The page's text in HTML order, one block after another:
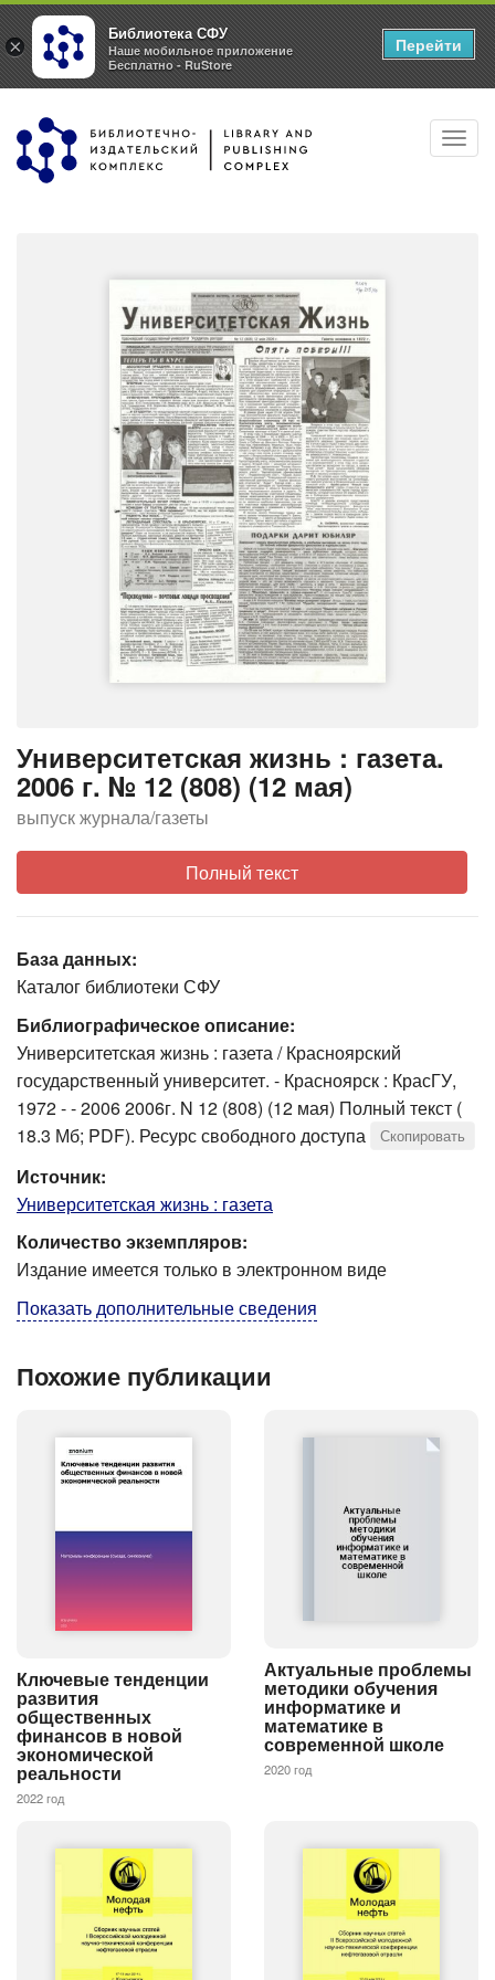
Перейти
основному
Университетская жизнь : газета.
2006 г. № 12 (808) (12 мая)
выпуск журнала/газеты
Полный текст
База данных:
Каталог библиотеки СФУ
Библиографическое описание:
Университетская жизнь : газета / Красноярский
государственный университет. - Красноярск : КрасГУ,
1972 - - 2006 2006г. N 12 (808) (12 мая) Полный текст (
18.3 Мб; PDF). Ресурс свободного доступа
Скопировать
Источник:
Университетская жизнь : газета
Количество экземпляров:
Издание имеется только в электронном виде
Показать дополнительные сведения
Похожие публикации
Ключевые тенденции
развития
общественных
финансов в новой
экономической
реальности
2022 год
Актуальные проблемы
методики обучения
информатике и
математике в
современной школе
2020 год
×
Библиотека СФУ
Наше мобильное приложение
Бесплатно - RuStore
Перейти